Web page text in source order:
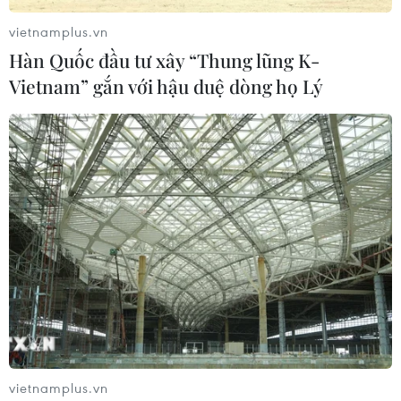
Chủ nhiệm Ủy ban Tài chính, Ngân sách của Quốc hội Nguyễn
Phú Cường trình bày Báo cáo thẩm tra việc chuyển nguồn kinh
phí công tác phòng, chống dịch COVID-19 năm 2021 của các
địa phương sang niên độ ngân sách năm 2022 . (Ảnh: TTXVN)
Về nội dung cụ thể, theo ông Nguyễn Phú
Cường, Tờ trình của Chính phủ, 24/54 địa
phương có đề xuất chuyển nguồn kinh phí
phòng chống dịch COVID-19 là 5.016,674 tỷ đồng
đã được bố trí trong dự toán để chi cho phòng,
chống dịch COVID-19 năm 2021 sang niên độ
ngân sách năm 2022 để chi cho công tác phòng,
vietnamplus.vn
Hàn Quốc đầu tư xây “Thung lũng K-
Vietnam” gắn với hậu duệ dòng họ Lý
vietnamplus.vn